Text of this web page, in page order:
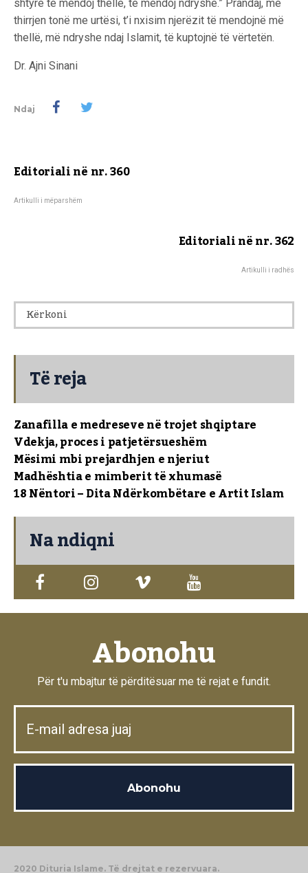
shtyrë të mendoj thellë, të mendoj ndryshe.” Prandaj, me
thirrjen tonë me urtësi, t’i nxisim njerëzit të mendojnë më
thellë, më ndryshe ndaj Islamit, të kuptojnë të vërtetën.
Dr. Ajni Sinani
Ndaj
Editoriali në nr. 360
Artikulli i mëparshëm
Editoriali në nr. 362
Artikulli i radhës
Të reja
Zanafilla e medreseve në trojet shqiptare
Vdekja, proces i patjetërsueshëm
Mësimi mbi prejardhjen e njeriut
Madhështia e mimberit të xhumasë
18 Nëntori – Dita Ndërkombëtare e Artit Islam
Na ndiqni
Abonohu
Për t'u mbajtur të përditësuar me të rejat e fundit.
2020 Dituria Islame. Të drejtat e rezervuara.